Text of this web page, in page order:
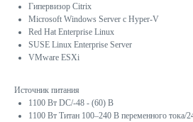
Гипервизор Citrix
Microsoft Windows Server с Hyper-V
Red Hat Enterprise Linux
SUSE Linux Enterprise Server
VMware ESXi
Источник питания
1100 Вт DC/-48 - (60) В
1100 Вт Титан 100–240 В переменного тока/